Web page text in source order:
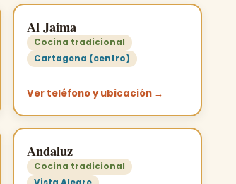
Al Jaima
Cocina tradicional
Cartagena (centro)
Ver teléfono y ubicación →
Andaluz
Cocina tradicional